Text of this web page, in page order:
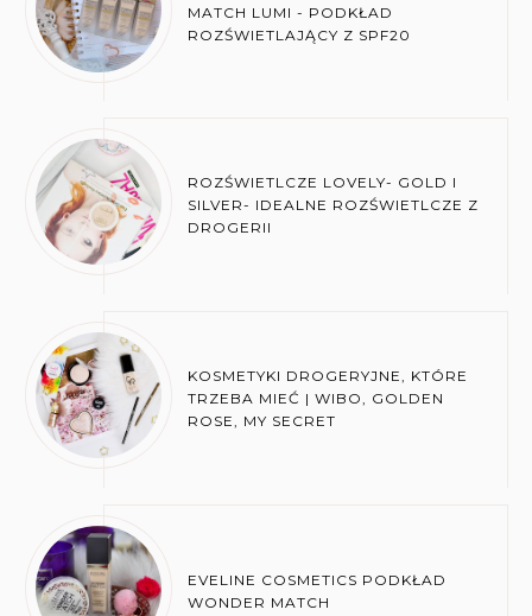
MATCH LUMI - PODKŁAD
ROZŚWIETLAJĄCY Z SPF20
ROZŚWIETLCZE LOVELY- GOLD I
SILVER- IDEALNE ROZŚWIETLCZE Z
DROGERII
KOSMETYKI DROGERYJNE, KTÓRE
TRZEBA MIEĆ | WIBO, GOLDEN
ROSE, MY SECRET
EVELINE COSMETICS PODKŁAD
WONDER MATCH